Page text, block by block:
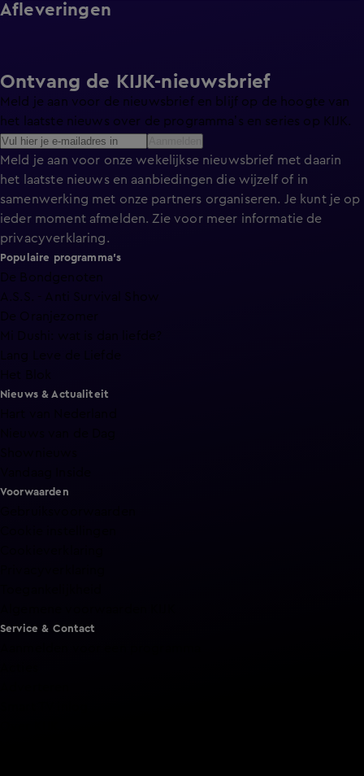
Afleveringen
Ontvang de KIJK-nieuwsbrief
Meld je aan voor de nieuwsbrief en blijf op de hoogte van
het laatste nieuws over de programma’s en series op KIJK.
Meld je aan voor onze wekelijkse nieuwsbrief met daarin
het laatste nieuws en aanbiedingen die wijzelf of in
samenwerking met onze partners organiseren. Je kunt je op
ieder moment afmelden. Zie voor meer informatie de
privacyverklaring.
Populaire programma's
De Bondgenoten
A.S.S. - Anti Survival Show
De Oranjezomer
Mi Dushi: wat is dan liefde?
Nieuws & Actualiteit
Voorwaarden
Service & Contact